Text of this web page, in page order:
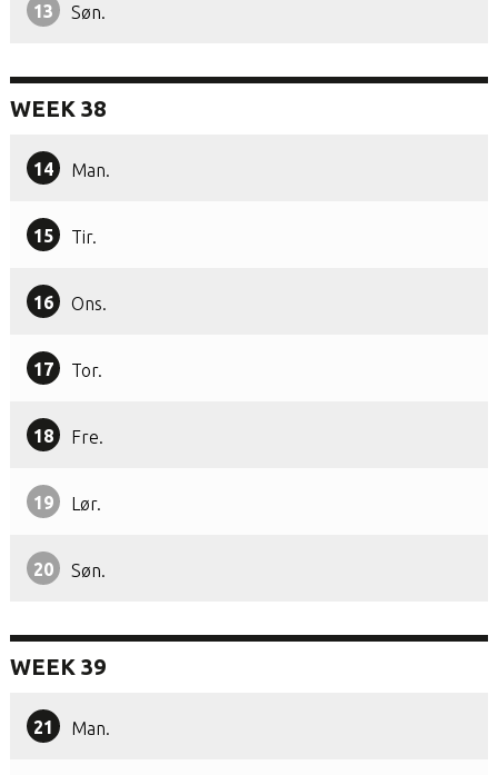
13 Søn.
WEEK 38
14 Man.
15 Tir.
16 Ons.
17 Tor.
18 Fre.
19 Lør.
20 Søn.
WEEK 39
21 Man.